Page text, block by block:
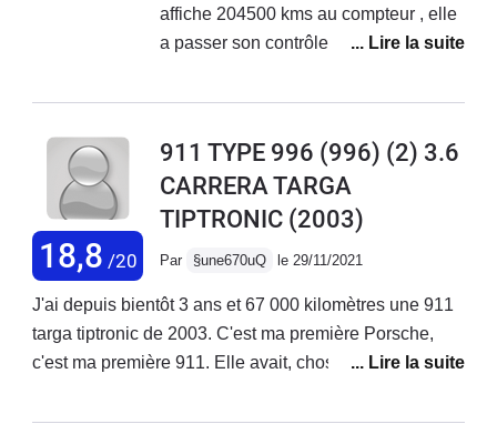
affiche 204500 kms au compteur , elle
a passer son contrôle technique qui
un réglage de feux anti brouillard. Je
pas trop ) je ne regrette rien , celui qui l
a eu avant moi était sûrement très
exigent avec l état de son véhicule ,
et n a rien à envier aux nouveaux
modèles , je possède également une
cayman 718 et de vous à moi le plaisir
avec une 911/996 n a rien à voir en
pilote on est vite a 200 et la bête en
18,8 /20
911 TYPE 996 (996) (2) 3.6
CARRERA TARGA
TIPTRONIC (2003)
Par §une670uQ le 29/11/2021
J'ai depuis bientôt 3 ans et 67 000 kilomètres une 911
targa tiptronic de 2003. C'est ma première Porsche,
c'est ma première 911. Elle avait, chose rare pour une
bonheur, c'est mon daily, je n'ai qu'elle. Je l'ai